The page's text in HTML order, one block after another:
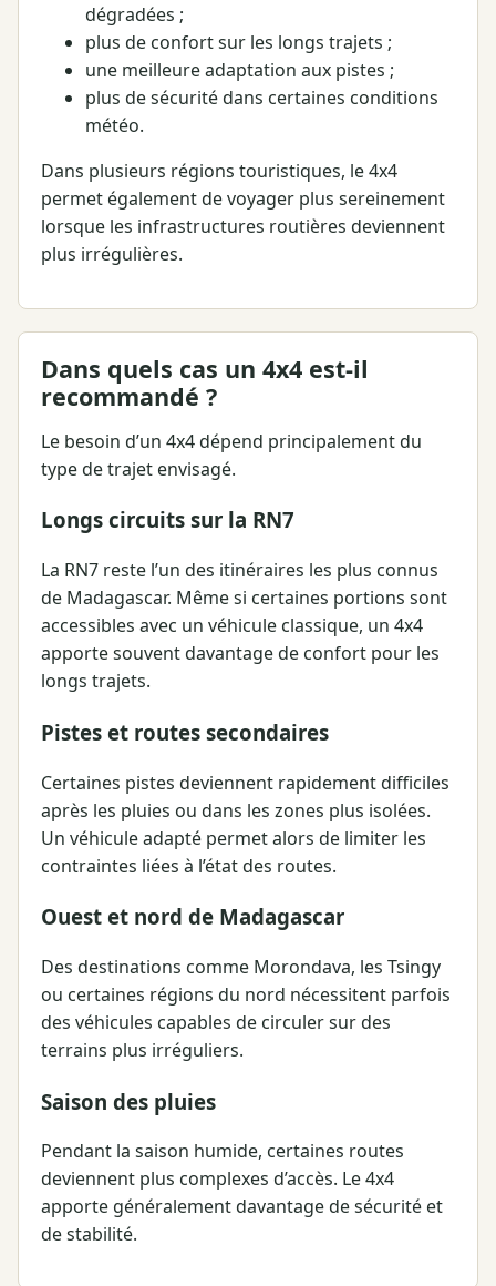
dégradées ;
plus de confort sur les longs trajets ;
une meilleure adaptation aux pistes ;
plus de sécurité dans certaines conditions
météo.
Dans plusieurs régions touristiques, le 4x4
permet également de voyager plus sereinement
lorsque les infrastructures routières deviennent
plus irrégulières.
Dans quels cas un 4x4 est-il
recommandé ?
Le besoin d’un 4x4 dépend principalement du
type de trajet envisagé.
Longs circuits sur la RN7
La RN7 reste l’un des itinéraires les plus connus
de Madagascar. Même si certaines portions sont
accessibles avec un véhicule classique, un 4x4
apporte souvent davantage de confort pour les
longs trajets.
Pistes et routes secondaires
Certaines pistes deviennent rapidement difficiles
après les pluies ou dans les zones plus isolées.
Un véhicule adapté permet alors de limiter les
contraintes liées à l’état des routes.
Ouest et nord de Madagascar
Des destinations comme Morondava, les Tsingy
ou certaines régions du nord nécessitent parfois
des véhicules capables de circuler sur des
terrains plus irréguliers.
Saison des pluies
Pendant la saison humide, certaines routes
deviennent plus complexes d’accès. Le 4x4
apporte généralement davantage de sécurité et
de stabilité.